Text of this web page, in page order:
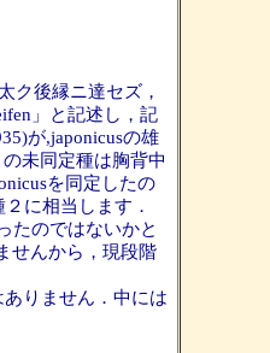
ク後縁ニ達セズ，
」と記述し，記
が,japonicusの雄
未同定種は胸背中
を同定したの
に相当します．
たのではないかと
せんから，現段階
りません．中には